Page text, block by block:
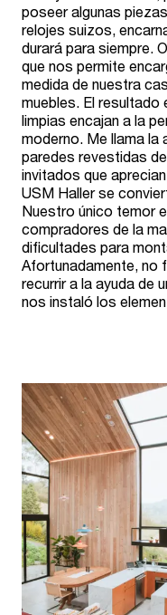
poseer algunas
relojes suizos,
durará para siempre.
que nos permite
medida de nuestra
muebles. El resultado
limpias encajan a la
moderno. Me llama
paredes revestidas
invitados que
USM Haller se
Nuestro único temor
compradores de la
dificultades para
Afortunadamente, no
recurrir a la ayuda de
nos instaló los